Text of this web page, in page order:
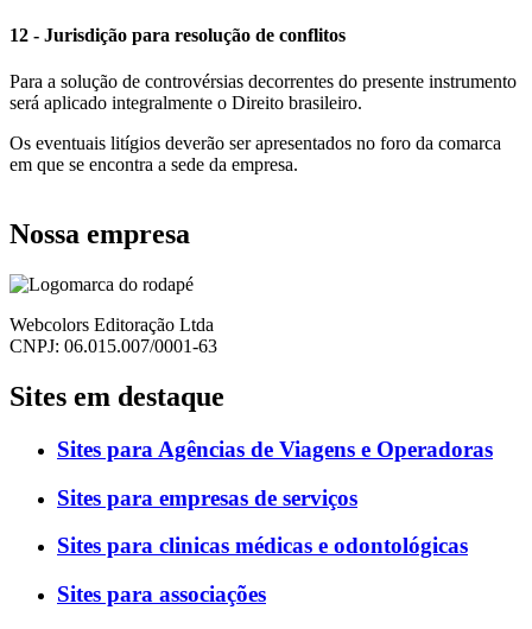
12 - Jurisdição para resolução de conflitos
Para a solução de controvérsias decorrentes do presente instrumento
será aplicado integralmente o Direito brasileiro.
Os eventuais litígios deverão ser apresentados no foro da comarca
em que se encontra a sede da empresa.
Nossa empresa
Webcolors Editoração Ltda
CNPJ: 06.015.007/0001-63
Sites em destaque
Sites para Agências de Viagens e Operadoras
Sites para empresas de serviços
Sites para clinicas médicas e odontológicas
Sites para associações